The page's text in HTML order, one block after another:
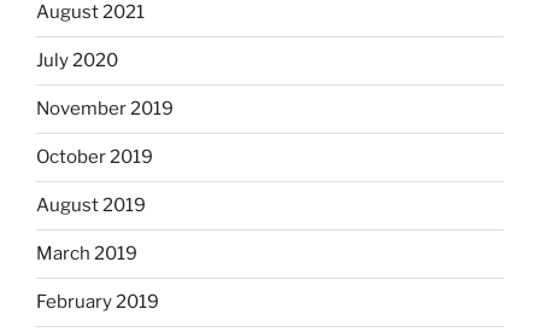
August 2021
July 2020
November 2019
October 2019
August 2019
March 2019
February 2019